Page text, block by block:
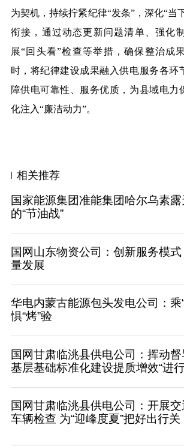
为契机，持续拧紧纪律“发条”，深化“当
衔接，通过动态更新问题清单、强化
展“回头看”检查等举措，确保整治成
时，将纪律建设成果融入供电服务各环
障供电可靠性、服务优质，为县域电力
化注入“廉洁动力”。
相关推荐
国家能源集团准能集团哈尔乌素
的“节油战”
国网山东物资公司：创新服务模
量发展
华电内蒙古能源包头发电公司：乘
惧“烤”验
国网甘肃临洮县供电公司：挥动督
基层基础标准化建设提质增效“进
国网甘肃临洮县供电公司：开展
车辆检查 为“迎峰度夏”把好出行关